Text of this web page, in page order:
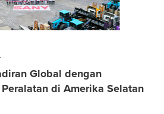
Global dengan
di Amerika Selatan